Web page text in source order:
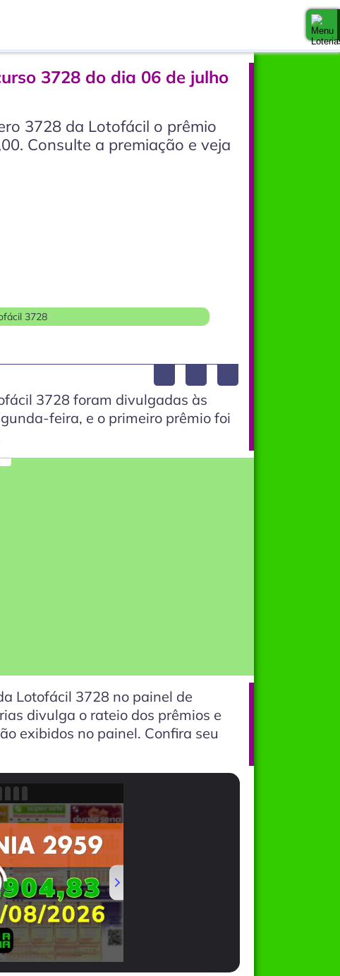
3728 do dia 06 de julho
3728 da Lotofácil o prêmio
Consulte a premiação e veja
3728
3728 foram divulgadas às
feira, e o primeiro prêmio foi
Lotofácil 3728 no painel de
divulga o rateio dos prêmios e
exibidos no painel. Confira seu